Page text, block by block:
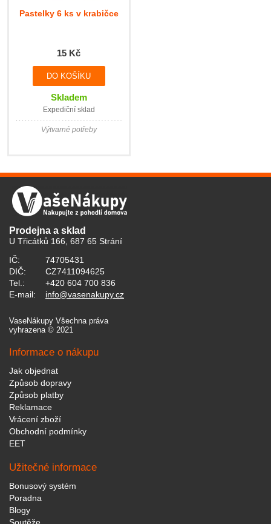
Pastelky 6 ks v krabičce
15 Kč
Skladem
Expediční sklad
Výtvarné potřeby
Prodejna a sklad
U Třicátků 166, 687 65 Strání
IČ:
74705431
DIČ:
CZ7411094625
Tel.:
+420 604 700 836
E-mail:
info@vasenakupy.cz
VaseNákupy Všechna práva
vyhrazena © 2021
Informace o nákupu
Jak objednat
Způsob dopravy
Způsob platby
Reklamace
Vrácení zboží
Obchodní podmínky
EET
Užitečné informace
Bonusový systém
Poradna
Blogy